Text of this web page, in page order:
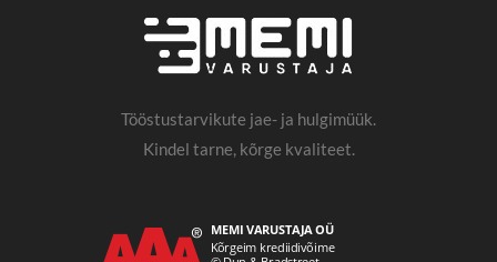
Tööstustarvikute jae- ja hulgimüük.
Kindel tarne, kõrge kvaliteet.